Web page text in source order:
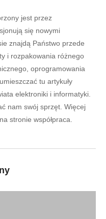
jest przez
się nowymi
znajdą Państwo przede
i rozpakowania różnego
oprogramowania
tu artykuły
elektroniki i informatyki.
nam swój sprzęt. Więcej
stronie współpraca.